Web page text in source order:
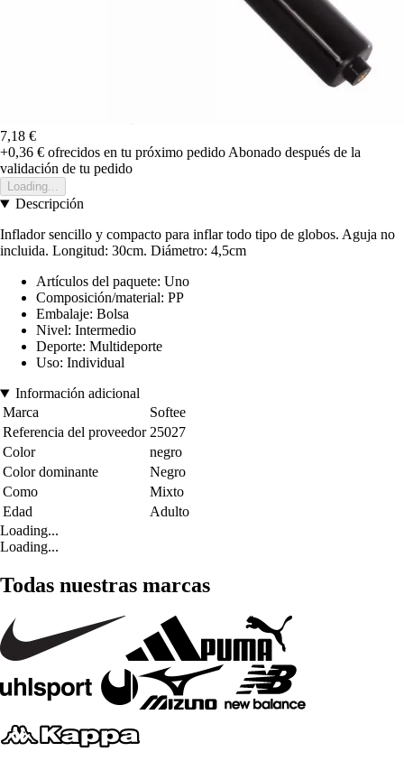
7,18 €
+0,36 € ofrecidos en tu próximo pedido Abonado después de la
validación de tu pedido
Loading...
Descripción
Inflador sencillo y compacto para inflar todo tipo de globos. Aguja no
incluida. Longitud: 30cm. Diámetro: 4,5cm
Artículos del paquete: Uno
Composición/material: PP
Embalaje: Bolsa
Nivel: Intermedio
Deporte: Multideporte
Uso: Individual
Información adicional
Marca
Softee
Referencia del proveedor 25027
Color
negro
Color dominante
Negro
Como
Mixto
Edad
Adulto
Loading...
Loading...
Todas nuestras marcas